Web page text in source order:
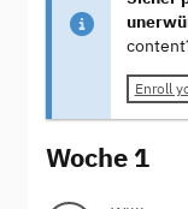
Enroll
Woche 1